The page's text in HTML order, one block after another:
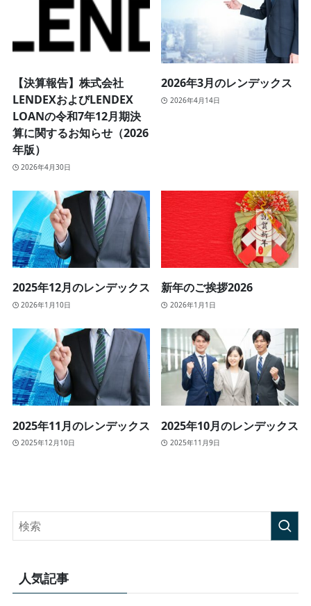
【決算報告】株式会社
LENDEXおよびLENDEX
LOANの令和7年12月期決
算に関するお知らせ（2026
年版）
2026年4月30日
2026年3月のレンデックス
2026年4月14日
2025年12月のレンデックス
2026年1月10日
新年のご挨拶2026
2026年1月1日
2025年11月のレンデックス
2025年12月10日
2025年10月のレンデックス
2025年11月9日
人気記事